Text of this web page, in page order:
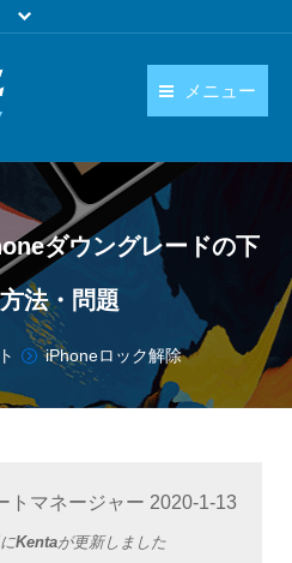
メニュー
製品
ダウンロード
購入
操作ガイド
お問い合わせ
日本語
ダウングレードの下
法・問題
iPhoneロック解除
トマネージャー 2020-1-13
にKentaが更新しました